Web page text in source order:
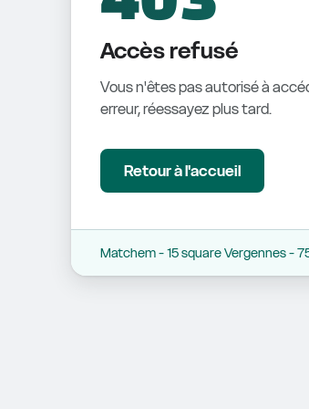
Accès refusé
Vous n'êtes pas autorisé à
erreur, réessayez plus tard.
Retour à l'accueil
Matchem - 15 square Vergennes -